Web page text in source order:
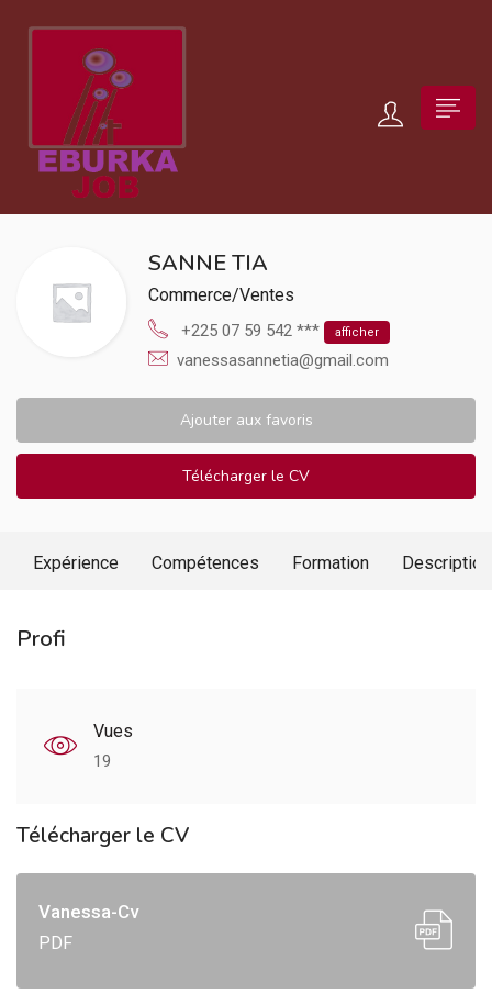
SANNE TIA
Commerce/Ventes
+225 07 59 542 *** afficher
vanessasannetia@gmail.com
Ajouter aux favoris
Télécharger le CV
Expérience Compétences Formation Description
Profi
Vues
19
Télécharger le CV
Vanessa-Cv
PDF